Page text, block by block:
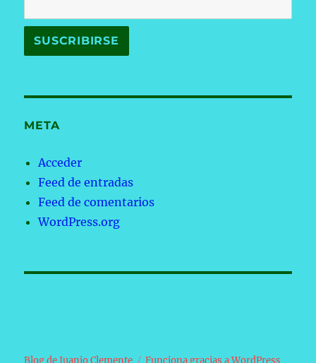
META
Acceder
Feed de entradas
Feed de comentarios
WordPress.org
Blog de Juanjo Clemente Funciona gracias a WordPress